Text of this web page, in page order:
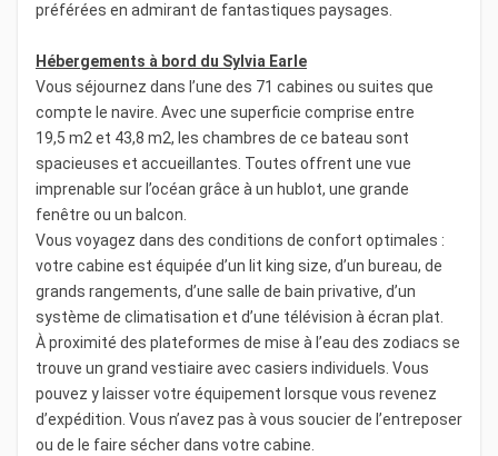
préférées en admirant de fantastiques paysages.
Hébergements à bord du Sylvia Earle
Vous séjournez dans l’une des 71 cabines ou suites que
compte le navire. Avec une superficie comprise entre
19,5 m2 et 43,8 m2, les chambres de ce bateau sont
spacieuses et accueillantes. Toutes offrent une vue
imprenable sur l’océan grâce à un hublot, une grande
fenêtre ou un balcon.
Vous voyagez dans des conditions de confort optimales :
votre cabine est équipée d’un lit king size, d’un bureau, de
grands rangements, d’une salle de bain privative, d’un
système de climatisation et d’une télévision à écran plat.
À proximité des plateformes de mise à l’eau des zodiacs se
trouve un grand vestiaire avec casiers individuels. Vous
pouvez y laisser votre équipement lorsque vous revenez
d’expédition. Vous n’avez pas à vous soucier de l’entreposer
ou de le faire sécher dans votre cabine.